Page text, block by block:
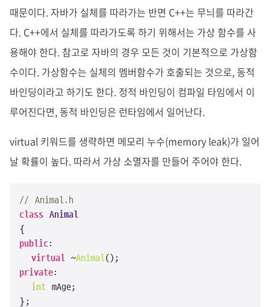
때문이다. 자바가 실체를 따라가는 반면 C++는 무늬를 따라간
다. C++에서 실체를 따라가도록 하기 위해서는 가상 함수를 사
용해야 한다. 참고로 자바의 경우 모든 것이 기본적으로 가상함
수이다. 가상함수는 실체의 멤버함수가 호출되는 것으로, 동적
바인딩이라고 하기도 한다. 정적 바인딩이 컴파일 타임에서 이
루어진다면, 동적 바인딩은 런타임에서 일어난다.
virtual 키워드를 생략하면 메모리 누수(memory leak)가 일어
날 확률이 높다. 따라서 가상 소멸자를 만들어 주어야 한다.
// Animal.h
class Animal
public :
virtual ~Animal
private:
int mAge;
};